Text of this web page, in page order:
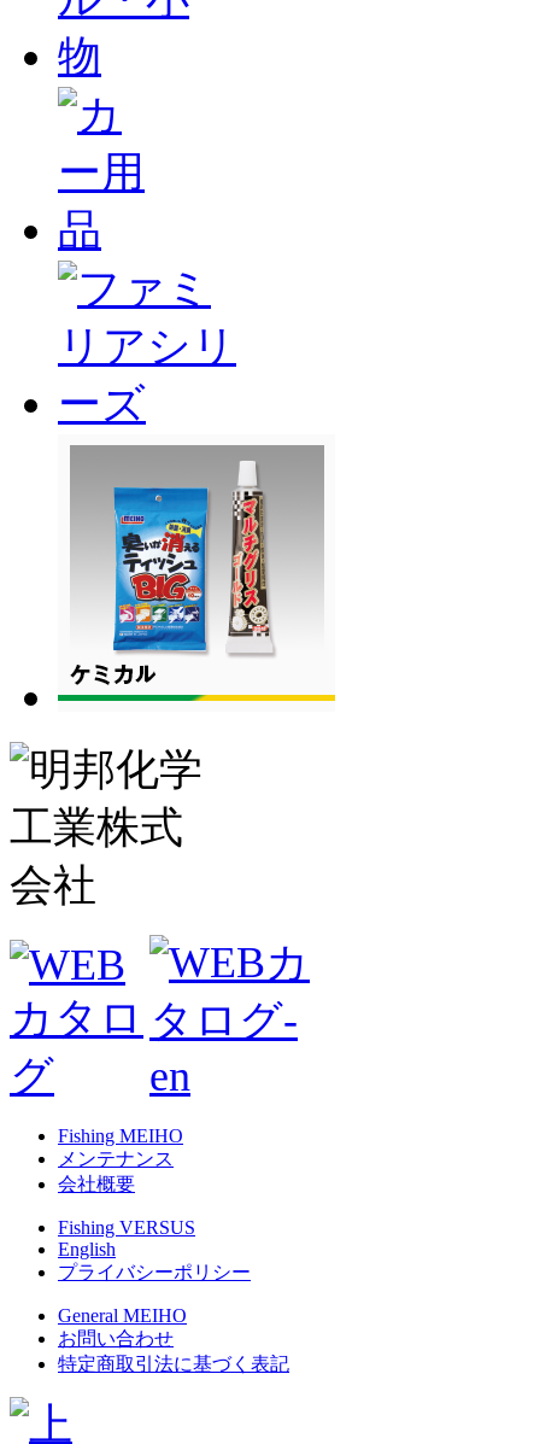
Fishing MEIHO
メンテナンス
会社概要
Fishing VERSUS
English
プライバシーポリシー
General MEIHO
お問い合わせ
特定商取引法に基づく表記